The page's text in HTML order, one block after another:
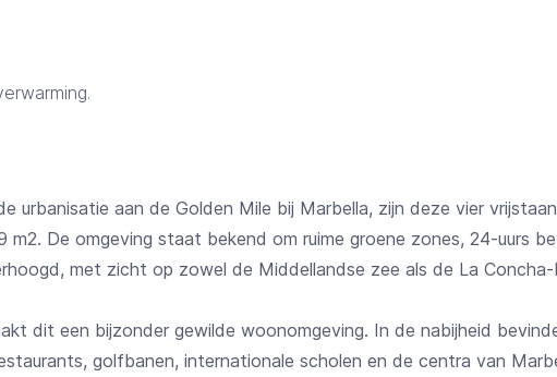
urbanisatie aan de Golden Mile bij Marbella, zijn deze vier
m2. De omgeving staat bekend om ruime groene zones, 24-uurs
met zicht op zowel de Middellandse zee als de La Concha-
dit een bijzonder gewilde woonomgeving. In de nabijheid
golfbanen, internationale scholen en de centra van